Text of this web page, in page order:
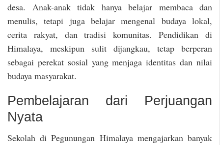
desa. Anak-anak tidak hanya belajar membaca dan
menulis, tetapi juga belajar mengenal budaya lokal,
cerita rakyat, dan tradisi komunitas. Pendidikan di
Himalaya, meskipun sulit dijangkau, tetap berperan
sebagai perekat sosial yang menjaga identitas dan nilai
budaya masyarakat.
Pembelajaran dari Perjuangan
Nyata
Sekolah di Pegunungan Himalaya mengajarkan banyak